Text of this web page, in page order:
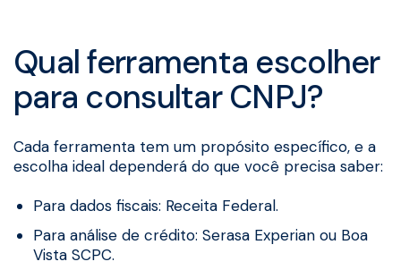
Qual ferramenta escolher
para consultar CNPJ?
Cada ferramenta tem um propósito específico, e a
escolha ideal dependerá do que você precisa saber:
Para dados fiscais: Receita Federal.
Para análise de crédito: Serasa Experian ou Boa
Vista SCPC.